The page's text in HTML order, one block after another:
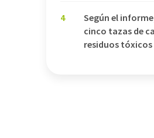
4
Según el
cinco tazas de
residuos